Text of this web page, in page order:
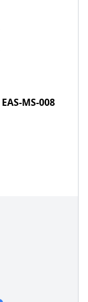
EAS-MS-008